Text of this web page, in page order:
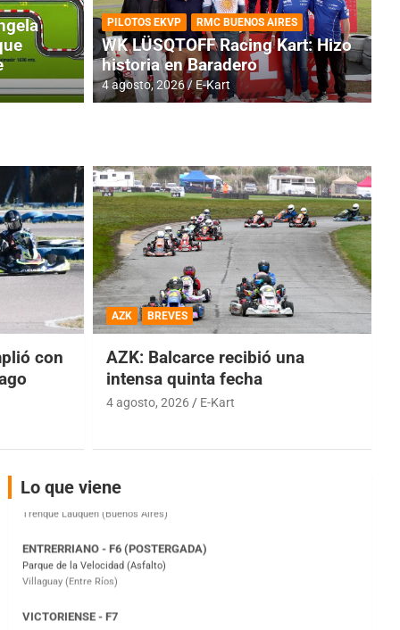
Cerró una jornada
PILOTOS EKVP RMC BUENOS AIRES
WK LÜSQTOFF Racing Kart: Hizo
historia en Baradero
4 agosto, 2026 E-Kart
con
AZK BREVES
AZK: Balcarce recibió una
intensa quinta fecha
4 agosto, 2026 E-Kart
Lo que viene
COBERTURA ESPECIAL DE E-KART.COM.AR
IAME SERIES ARGENTINA 6
Ramiro Tot (Asfalto)
Parque de la Velocidad (Asfalto)
El Cerro (Tierra)
Victoria (Entre Ríos)
Moto Club Reginense (Tierra)